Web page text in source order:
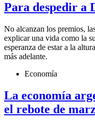
Para despedir a
No alcanzan los premios,
explicar una vida como la
esperanza de estar a la
más adelante.
Economía
La economía
el rebote de